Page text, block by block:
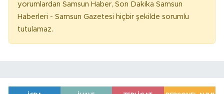
yorumlardan Samsun Haber, Son Dakika Samsun
Haberleri - Samsun Gazetesi hiçbir şekilde sorumlu
tutulamaz.